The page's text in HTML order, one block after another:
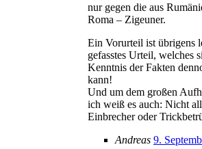
nur gegen die aus
Roma – Zigeuner.
Ein Vorurteil ist übrigens
gefasstes Urteil, welches
Kenntnis der Fakten
kann!
Und um dem großen
ich weiß es auch: Nicht
Einbrecher oder
Andreas 9.